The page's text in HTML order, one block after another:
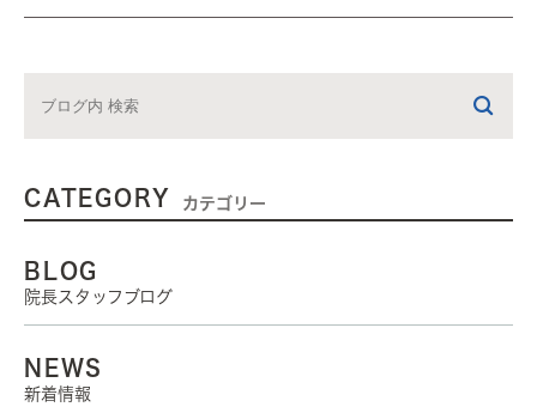
CATEGORY カテゴリー
BLOG
院長スタッフブログ
NEWS
新着情報